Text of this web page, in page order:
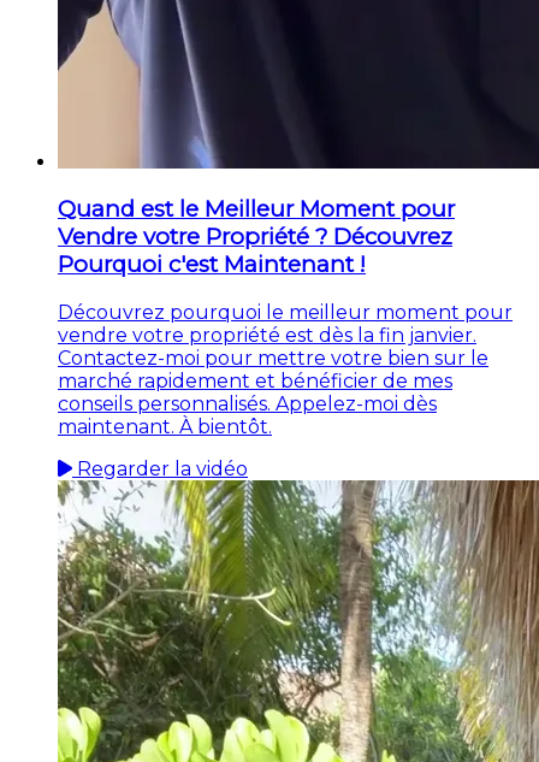
Quand est le Meilleur Moment pour
Vendre votre Propriété ? Découvrez
Pourquoi c'est Maintenant !
Découvrez pourquoi le meilleur moment pour
vendre votre propriété est dès la fin janvier.
Contactez-moi pour mettre votre bien sur le
marché rapidement et bénéficier de mes
conseils personnalisés. Appelez-moi dès
maintenant. À bientôt.
Regarder la vidéo